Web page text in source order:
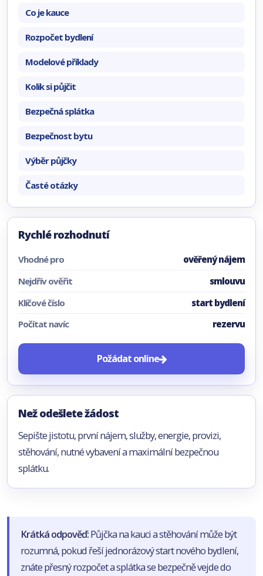
Krátká odpověď:Půjčka na kauci a stěhování může být
rozumná, pokud řeší jednorázový start nového bydlení,
znáte přesný rozpočet a splátka se bezpečně vejde do
Co je kauce
Rozpočet bydlení
Modelové příklady
Kolik si půjčit
Bezpečná splátka
Bezpečnost bytu
Výběr půjčky
Časté otázky
Rychlé rozhodnutí
Vhodné pro
ověřený nájem
Nejdřív ověřit
smlouvu
Klíčové číslo
start bydlení
Počítat navíc
rezervu
Požádat online
Než odešlete žádost
Sepište jistotu, první nájem, služby, energie, provizi,
stěhování, nutné vybavení a maximální bezpečnou
splátku.